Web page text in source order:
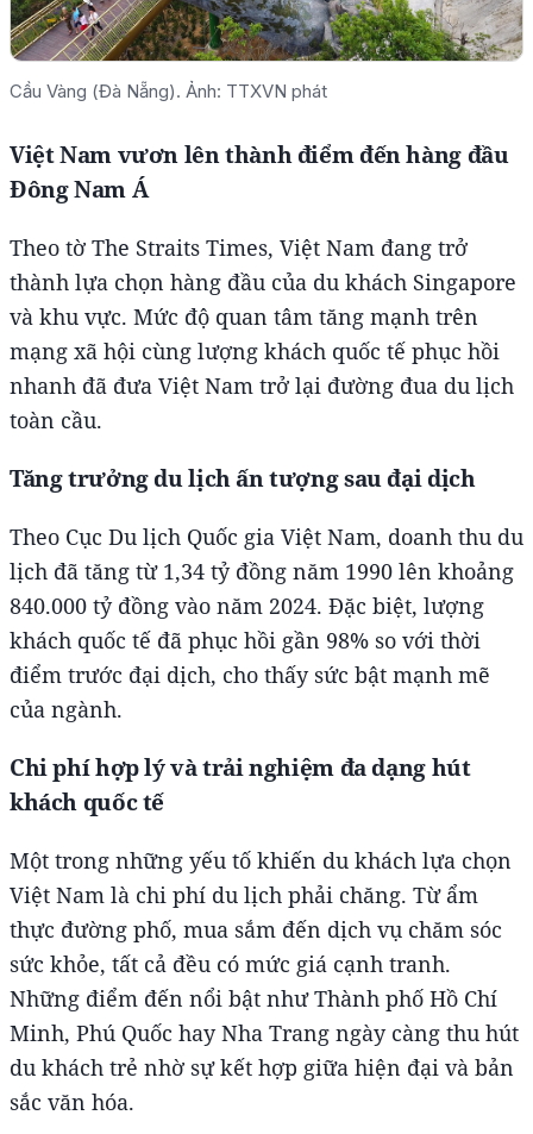
Cầu Vàng (Đà Nẵng). Ảnh: TTXVN phát
Việt Nam vươn lên thành điểm đến hàng đầu
Đông Nam Á
Theo tờ The Straits Times, Việt Nam đang trở
thành lựa chọn hàng đầu của du khách Singapore
và khu vực. Mức độ quan tâm tăng mạnh trên
mạng xã hội cùng lượng khách quốc tế phục hồi
nhanh đã đưa Việt Nam trở lại đường đua du lịch
toàn cầu.
Tăng trưởng du lịch ấn tượng sau đại dịch
Theo Cục Du lịch Quốc gia Việt Nam, doanh thu du
lịch đã tăng từ 1,34 tỷ đồng năm 1990 lên khoảng
840.000 tỷ đồng vào năm 2024. Đặc biệt, lượng
khách quốc tế đã phục hồi gần 98% so với thời
điểm trước đại dịch, cho thấy sức bật mạnh mẽ
của ngành.
Chi phí hợp lý và trải nghiệm đa dạng hút
khách quốc tế
Một trong những yếu tố khiến du khách lựa chọn
Việt Nam là chi phí du lịch phải chăng. Từ ẩm
thực đường phố, mua sắm đến dịch vụ chăm sóc
sức khỏe, tất cả đều có mức giá cạnh tranh.
Những điểm đến nổi bật như Thành phố Hồ Chí
Minh, Phú Quốc hay Nha Trang ngày càng thu hút
du khách trẻ nhờ sự kết hợp giữa hiện đại và bản
sắc văn hóa.